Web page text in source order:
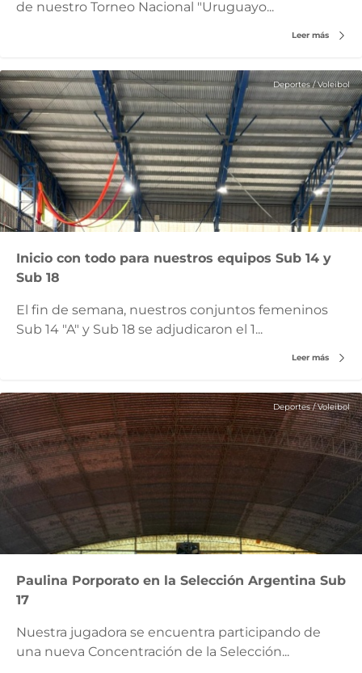
de nuestro Torneo Nacional "Uruguayo...
Leer más
Deportes / Voleibol
Inicio con todo para nuestros equipos Sub 14 y
Sub 18
El fin de semana, nuestros conjuntos femeninos
Sub 14 "A" y Sub 18 se adjudicaron el 1...
Leer más
Deportes / Voleibol
Paulina Porporato en la Selección Argentina Sub
17
Nuestra jugadora se encuentra participando de
una nueva Concentración de la Selección...